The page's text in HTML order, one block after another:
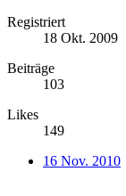
Registriert
18 Okt. 2009
Beiträge
103
Likes
149
16 Nov. 2010